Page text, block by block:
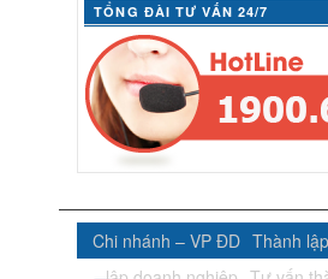
TỔNG ĐÀI TƯ VẤN 24/7
Chi nhánh – VP ĐD Thành